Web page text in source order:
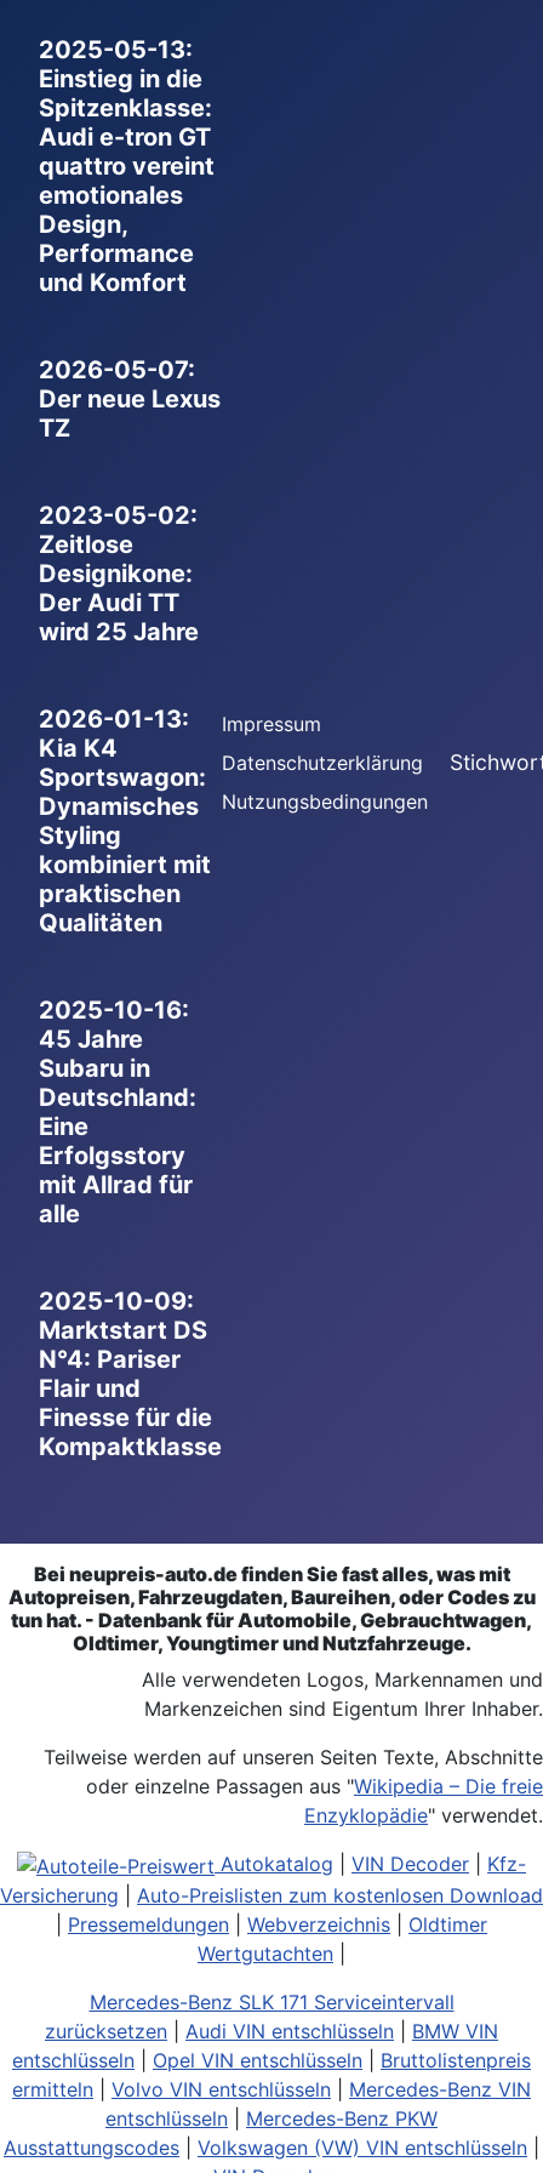
2025-05-13:
Einstieg in die
Spitzenklasse:
Audi e-tron GT
quattro vereint
emotionales
Design,
Performance
und Komfort
2026-05-07:
Der neue Lexus
TZ
2023-05-02:
Zeitlose
Designikone:
Der Audi TT
wird 25 Jahre
2026-01-13:
Kia K4
Sportswagon:
Dynamisches
Styling
kombiniert mit
praktischen
Qualitäten
2025-10-16:
45 Jahre
Subaru in
Deutschland:
Eine
Erfolgsstory
mit Allrad für
alle
2025-10-09:
Marktstart DS
N°4: Pariser
Flair und
Finesse für die
Kompaktklasse
Impressum
Datenschutzerklärung
Nutzungsbedingungen
Bei neupreis-auto.de finden Sie fast alles, was mit
Autopreisen, Fahrzeugdaten, Baureihen, oder Codes zu
tun hat. - Datenbank für Automobile, Gebrauchtwagen,
Oldtimer, Youngtimer und Nutzfahrzeuge.
Alle verwendeten Logos, Markennamen und
Markenzeichen sind Eigentum Ihrer Inhaber.
Teilweise werden auf unseren Seiten Texte, Abschnitte
oder einzelne Passagen aus "Wikipedia – Die freie
Enzyklopädie" verwendet.
Autokatalog
VIN Decoder
Kfz-
Versicherung
Auto-Preislisten zum kostenlosen Download
Pressemeldungen Webverzeichnis
Oldtimer
Wertgutachten
Mercedes-Benz SLK 171 Serviceintervall
zurücksetzen
Audi VIN entschlüsseln
BMW VIN
entschlüsseln
Opel VIN entschlüsseln
Bruttolistenpreis
ermitteln
Volvo VIN entschlüsseln
Mercedes-Benz VIN
entschlüsseln
Mercedes-Benz PKW
Ausstattungscodes
Volkswagen (VW) VIN entschlüsseln